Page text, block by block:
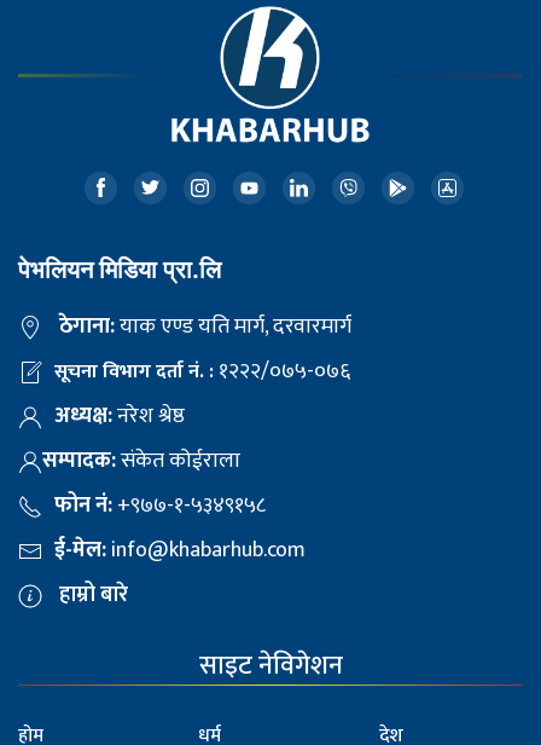
पेभलियन मिडिया प्रा.लि
ठेगाना:याक एण्ड यति मार्ग, दरवारमार्ग
सूचना विभाग दर्ता नं. :१२२२/०७५-०७६
अध्यक्ष:नरेश श्रेष्ठ
सम्पादक:संकेत कोईराला
फोन नं:+९७७-१-५३४९१५८
ई-मेल:info@khabarhub.com
हाम्रो बारे
साइट नेविगेशन
होम
धर्म
देश